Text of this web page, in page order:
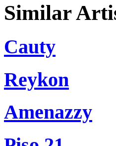
Similar
Cauty
Reykon
Amenazzy